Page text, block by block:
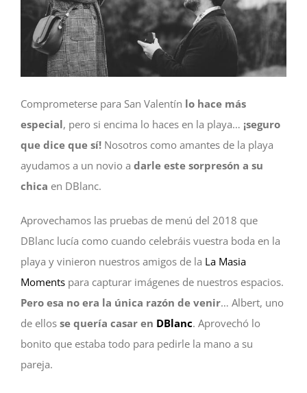
Comprometerse para San Valentín lo hace más
especial, pero si encima lo haces en la playa… ¡seguro
que dice que sí! Nosotros como amantes de la playa
ayudamos a un novio a darle este sorpresón a su
chica en DBlanc.
Aprovechamos las pruebas de menú del 2018 que
DBlanc lucía como cuando celebráis vuestra boda en la
playa y vinieron nuestros amigos de la La Masia
Moments para capturar imágenes de nuestros espacios.
Pero esa no era la única razón de venir… Albert, uno
de ellos se quería casar en DBlanc. Aprovechó lo
bonito que estaba todo para pedirle la mano a su
pareja.